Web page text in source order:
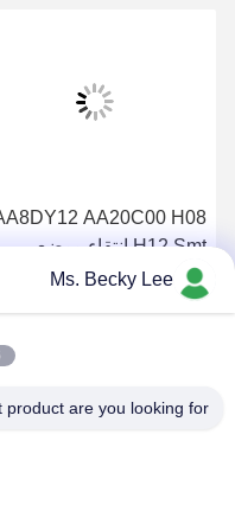
AA20C00 H08
H12 Smt انتقاء ووضع
فوهات للتركيب
Ms. Becky Lee
are you looking for?